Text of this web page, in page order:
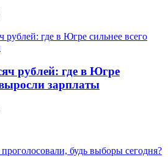
рублей: где в Югре
зарплаты
будь выборы сегодня?